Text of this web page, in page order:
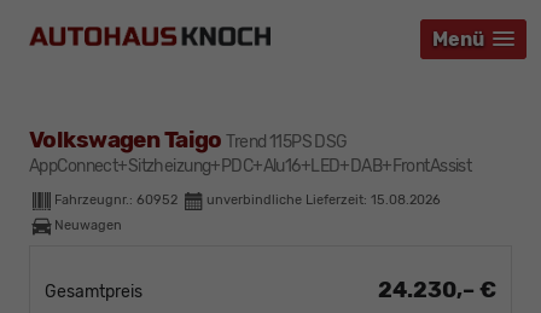
Menü
Menü
Menü
Volkswagen TaigoTrend 115PS DSG
AppConnect+Sitzheizung+PDC+Alu16+LED+DAB+FrontAssist
Fahrzeugnr.: 60952 unverbindliche Lieferzeit: 15.08.2026
Neuwagen
Gesamtpreis 24.230,– €